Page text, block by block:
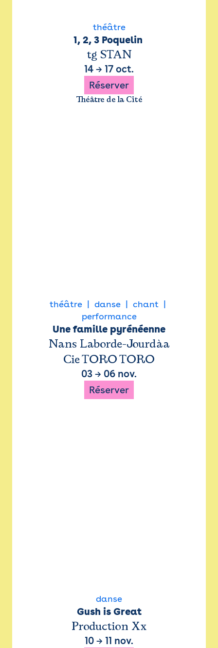
théâtre
1, 2, 3 Poquelin
tg STAN
14 → 17 oct.
Réserver
Théâtre de la Cité
théâtre danse
chant
performance
Une famille pyrénéenne
Nans Laborde-Jourdàa
Cie TORO TORO
03 → 06 nov.
Réserver
danse
Gush is Great
Production Xx
10 → 11 nov.